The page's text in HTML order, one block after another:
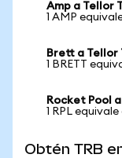
Amp a Tellor
1 AMP
Brett a Tellor
1 BRETT
Rocket Pool
1 RPL equivale
Obtén TRB